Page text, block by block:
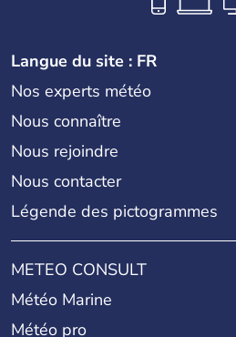
Langue du site : FR
Nos experts météo
Nous connaître
Nous rejoindre
Nous contacter
Légende des pictogrammes
METEO CONSULT
Météo Marine
Météo pro